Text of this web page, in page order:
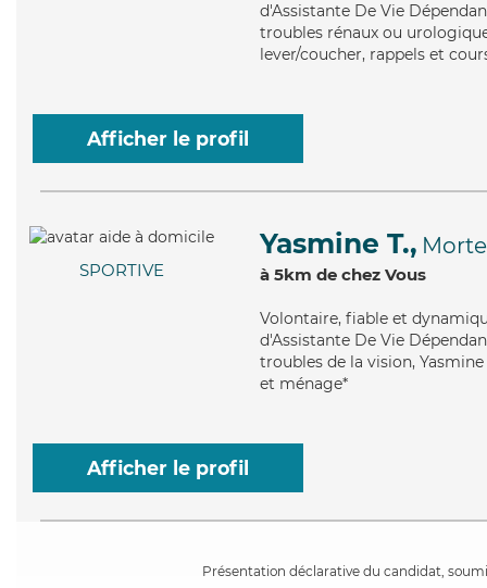
d'Assistante De Vie
troubles rénaux ou
lever/coucher, rappels et
Afficher le profil
SPORTIVE
Yasmine T.,
à 5km de chez Vous
Volontaire, fiable et
d'Assistante De Vie
troubles de la vision,
et ménage*
Afficher le profil
Présentation déclarative du candidat,